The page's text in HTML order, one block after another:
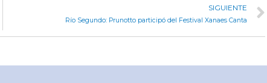
SIGUIENTE
Río Segundo: Prunotto participó del Festival Xanaes Canta